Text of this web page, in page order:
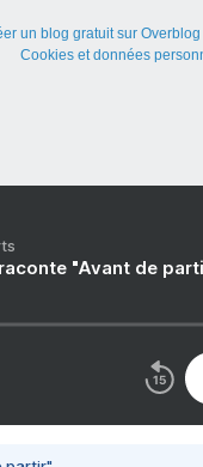
un blog gratuit sur Overblog
Cookies et données
"Avant de